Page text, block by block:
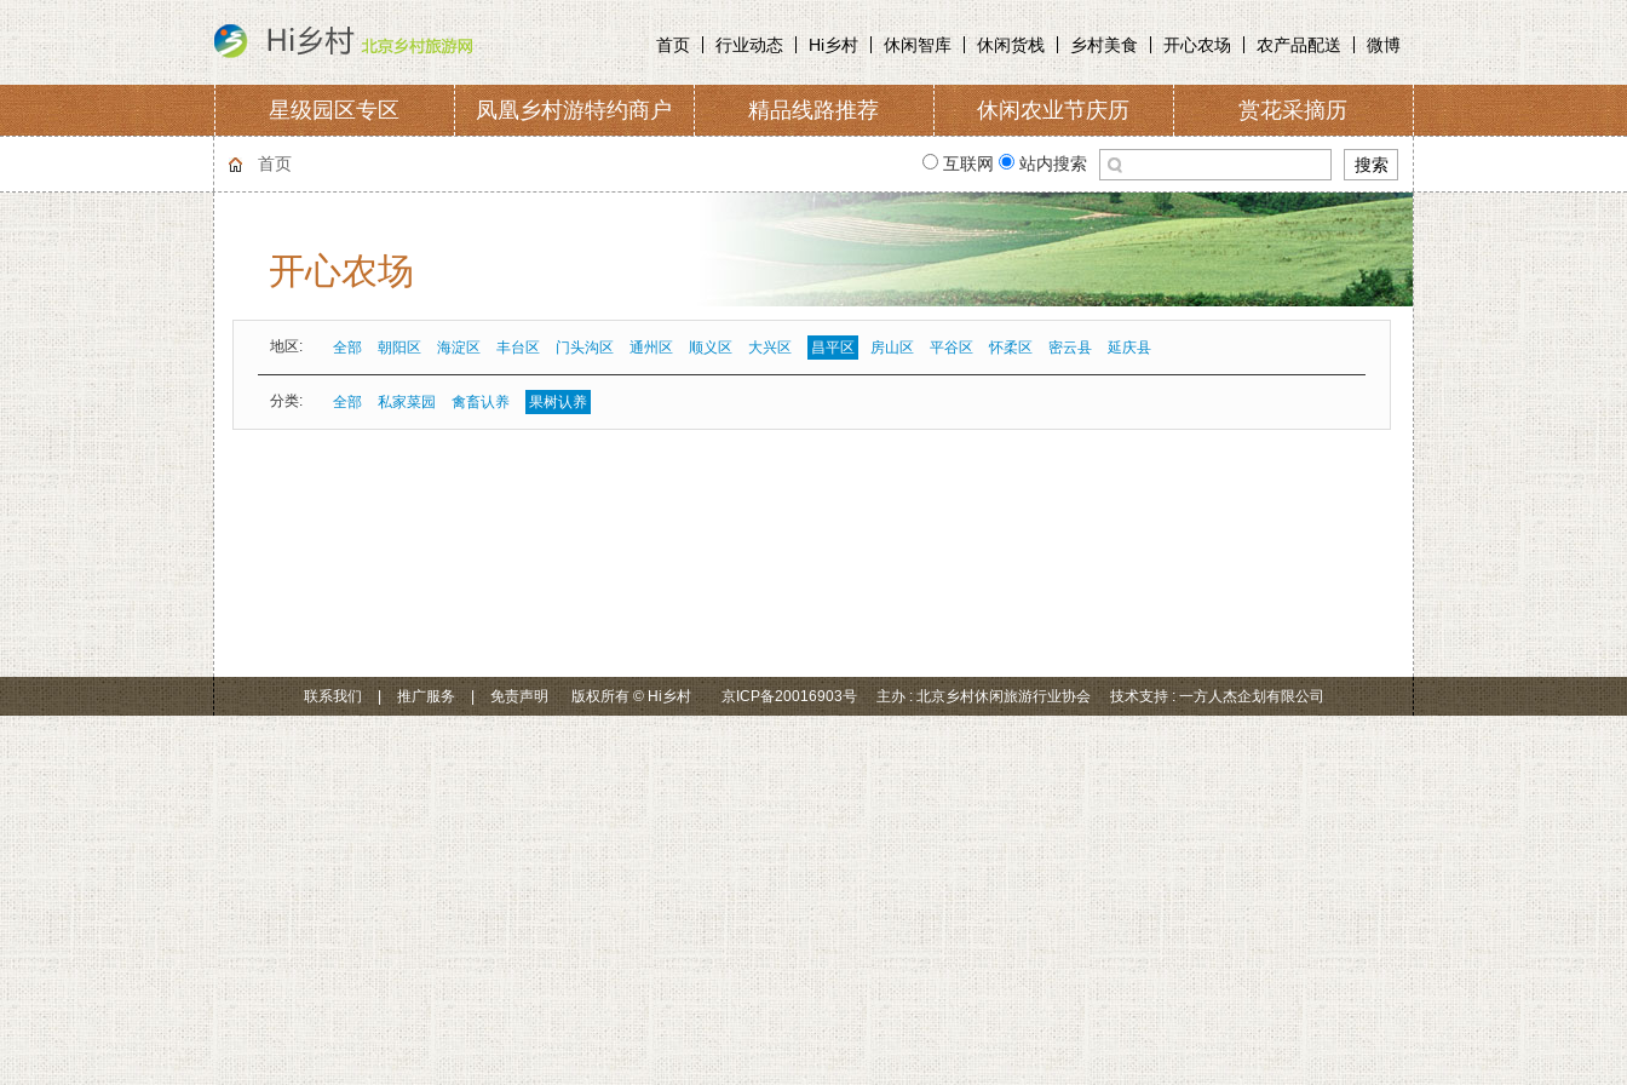
首页 行业动态 Hi乡村 休闲智库 休闲货栈 乡村美食 开心农场 农产品配送 微博
星级园区专区 凤凰乡村游特约商户 精品线路推荐 休闲农业节庆历 赏花采摘历
协会章程 协会简介
首页 互联网 站内搜索
开心农场
地区: 全部 朝阳区 海淀区 丰台区 门头沟区 通州区 顺义区 大兴区 昌平区 房山区 平谷区 怀柔区 密云县 延庆县
分类: 全部 私家菜园 禽畜认养 果树认养
联系我们 推广服务 | 免责声明 版权所有 © Hi乡村 京ICP备20016903号 主办 : 北京乡村休闲旅游行业协会 技术支持 : 一方人杰企划有限公司